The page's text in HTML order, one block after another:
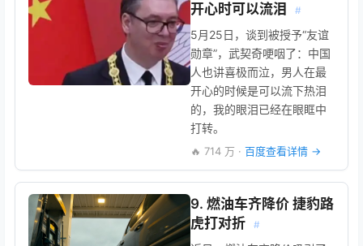
开心时可以流泪
#
5月25日，谈到被授予“友谊
勋章”，武契奇哽咽了：中国
人也讲喜极而泣，男人在最
开心的时候是可以流下热泪
的，我的眼泪已经在眼眶中
打转。
🔥 714 万 · 百度查看详情 →
9. 燃油车齐降价 捷豹路
虎打对折
#